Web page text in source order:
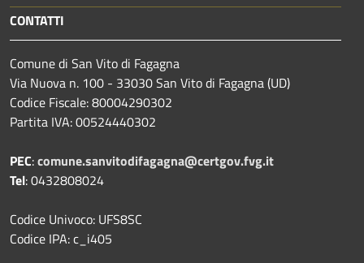
CONTATTI
Comune di San Vito di Fagagna
Via Nuova n. 100 - 33030 San Vito di Fagagna (UD)
Codice Fiscale: 80004290302
Partita IVA: 00524440302
PEC:comune.sanvitodifagagna@certgov.fvg.it
Tel: 0432808024
Codice Univoco: UFS8SC
Codice IPA: c_i405